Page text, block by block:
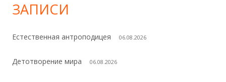
ЗАПИСИ
Естественная антроподицея 06.08.2026
Детотворение мира 06.08.2026